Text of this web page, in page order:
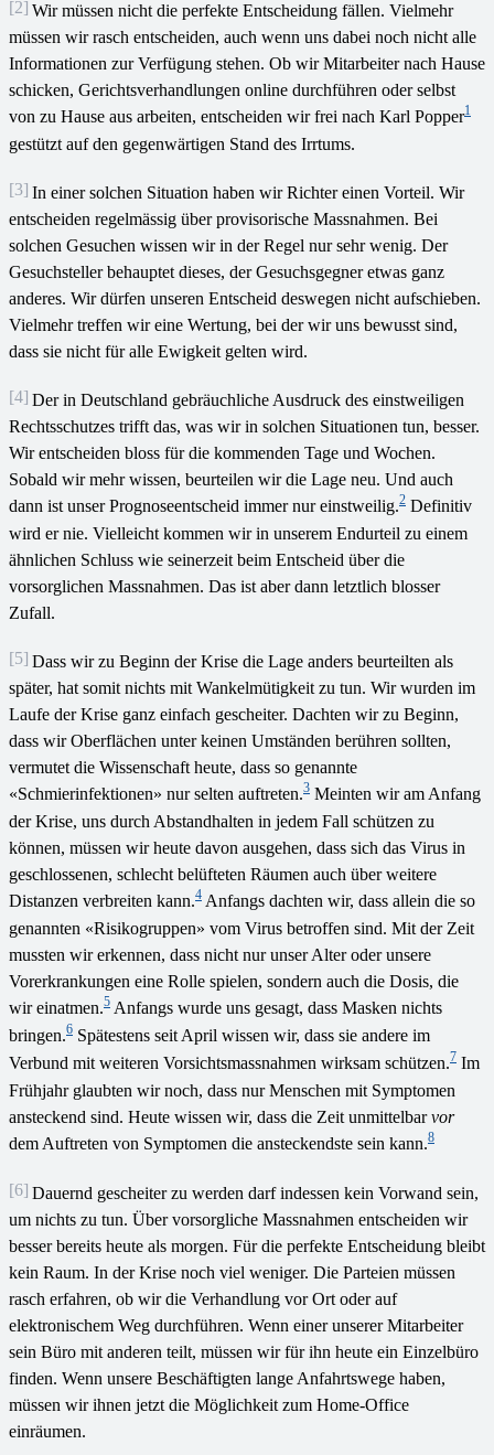
[2] Wir müssen nicht die perfekte Entscheidung fällen. Vielmehr
müssen wir rasch entscheiden, auch wenn uns dabei noch nicht alle
Informationen zur Verfügung stehen. Ob wir Mitarbeiter nach Hause
schicken, Gerichtsverhandlungen online durchführen oder selbst
von zu Hause aus arbeiten, entscheiden wir frei nach Karl Popper1
gestützt auf den gegenwärtigen Stand des Irrtums.
[3] In einer solchen Situation haben wir Richter einen Vorteil. Wir
entscheiden regelmässig über provisorische Massnahmen. Bei
solchen Gesuchen wissen wir in der Regel nur sehr wenig. Der
Gesuchsteller behauptet dieses, der Gesuchsgegner etwas ganz
anderes. Wir dürfen unseren Entscheid deswegen nicht aufschieben.
Vielmehr treffen wir eine Wertung, bei der wir uns bewusst sind,
dass sie nicht für alle Ewigkeit gelten wird.
[4] Der in Deutschland gebräuchliche Ausdruck des einstweiligen
Rechtsschutzes trifft das, was wir in solchen Situationen tun, besser.
Wir entscheiden bloss für die kommenden Tage und Wochen.
Sobald wir mehr wissen, beurteilen wir die Lage neu. Und auch
dann ist unser Prognoseentscheid immer nur einstweilig.2 Definitiv
wird er nie. Vielleicht kommen wir in unserem Endurteil zu einem
ähnlichen Schluss wie seinerzeit beim Entscheid über die
vorsorglichen Massnahmen. Das ist aber dann letztlich blosser
Zufall.
[5] Dass wir zu Beginn der Krise die Lage anders beurteilten als
später, hat somit nichts mit Wankelmütigkeit zu tun. Wir wurden im
Laufe der Krise ganz einfach gescheiter. Dachten wir zu Beginn,
dass wir Oberflächen unter keinen Umständen berühren sollten,
vermutet die Wissenschaft heute, dass so genannte
«Schmierinfektionen» nur selten auftreten.3 Meinten wir am Anfang
der Krise, uns durch Abstandhalten in jedem Fall schützen zu
können, müssen wir heute davon ausgehen, dass sich das Virus in
geschlossenen, schlecht belüfteten Räumen auch über weitere
Distanzen verbreiten kann.4 Anfangs dachten wir, dass allein die so
genannten «Risikogruppen» vom Virus betroffen sind. Mit der Zeit
mussten wir erkennen, dass nicht nur unser Alter oder unsere
Vorerkrankungen eine Rolle spielen, sondern auch die Dosis, die
wir einatmen.5 Anfangs wurde uns gesagt, dass Masken nichts
bringen.6 Spätestens seit April wissen wir, dass sie andere im
Verbund mit weiteren Vorsichtsmassnahmen wirksam schützen.7 Im
Frühjahr glaubten wir noch, dass nur Menschen mit Symptomen
ansteckend sind. Heute wissen wir, dass die Zeit unmittelbarvor
dem Auftreten von Symptomen die ansteckendste sein kann.8
[6] Dauernd gescheiter zu werden darf indessen kein Vorwand sein,
um nichts zu tun. Über vorsorgliche Massnahmen entscheiden wir
besser bereits heute als morgen. Für die perfekte Entscheidung bleibt
kein Raum. In der Krise noch viel weniger. Die Parteien müssen
rasch erfahren, ob wir die Verhandlung vor Ort oder auf
elektronischem Weg durchführen. Wenn einer unserer Mitarbeiter
sein Büro mit anderen teilt, müssen wir für ihn heute ein Einzelbüro
finden. Wenn unsere Beschäftigten lange Anfahrtswege haben,
müssen wir ihnen jetzt die Möglichkeit zum Home-Office
einräumen.